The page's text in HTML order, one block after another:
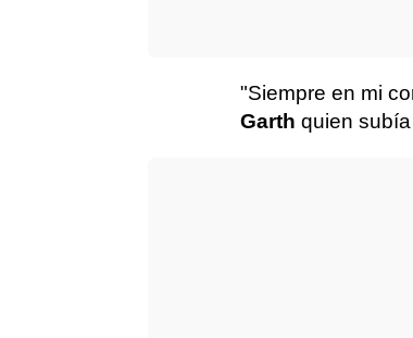
"Siempre en mi
Garth quien